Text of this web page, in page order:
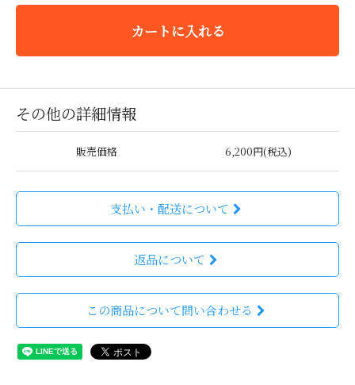
カートに入れる
その他の詳細情報
販売価格 6,200円(税込)
支払い・配送について
返品について
この商品について問い合わせる